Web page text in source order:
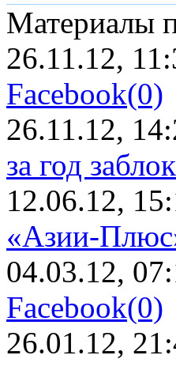
Материалы
26.11.12,
Facebook(0)
26.11.12,
за год
12.06.12,
«Азии-
04.03.12,
Facebook(0)
26.01.12,